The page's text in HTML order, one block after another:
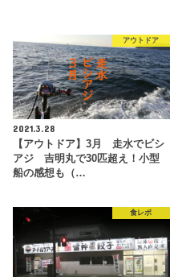
アウトドア
2021.3.28
【アウトドア】3月 走水でビシ
アジ 吉明丸で30匹超え！小型
船の感想も（…
食レポ